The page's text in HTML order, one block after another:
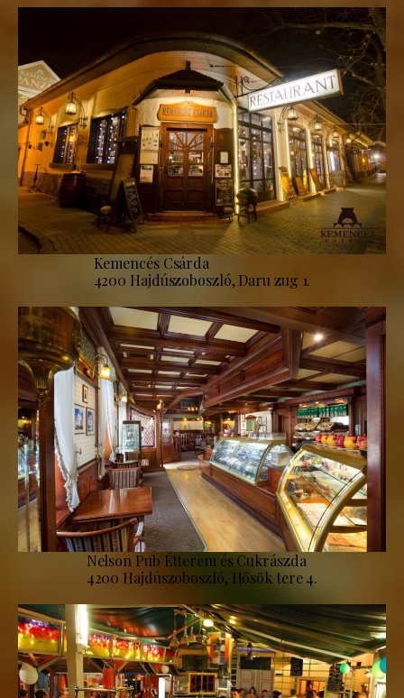
Kemencés Csárda
4200 Hajdúszoboszló, Daru zug 1.
Nelson Pub Étterem és Cukrászda
4200 Hajdúszoboszló, Hősök tere 4.